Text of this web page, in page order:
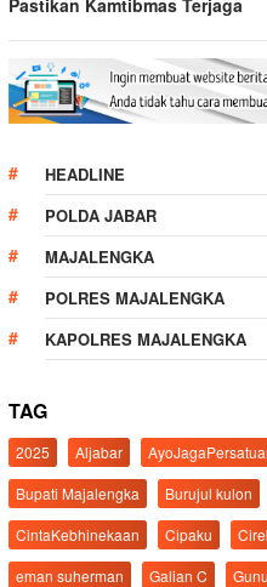
Pastikan Kamtibmas Terjaga
HEADLINE
POLDA JABAR
MAJALENGKA
POLRES MAJALENGKA
KAPOLRES MAJALENGKA
TAG
2025 Aljabar
Bupati Majalengka
Burujul kulon
CintaKebhinekaan
Cipaku
eman suherman
Galian C